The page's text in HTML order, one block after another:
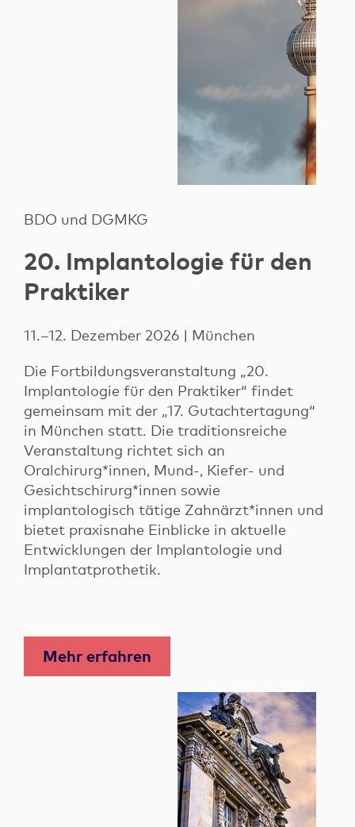
BDO und DGMKG
20. Implantologie für den
Praktiker
11.–12. Dezember 2026 | München
Die Fortbildungsveranstaltung „20.
Implantologie für den Praktiker“ findet
gemeinsam mit der „17. Gutachtertagung“
in München statt. Die traditionsreiche
Veranstaltung richtet sich an
Oralchirurg*innen, Mund-, Kiefer- und
Gesichtschirurg*innen sowie
implantologisch tätige Zahnärzt*innen und
bietet praxisnahe Einblicke in aktuelle
Entwicklungen der Implantologie und
Implantatprothetik.
Mehr erfahren